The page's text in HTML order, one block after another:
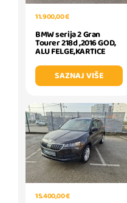
11.900,00 €
BMW serija 2 Gran
Tourer 218d ,2016 GOD,
ALU FELGE,KARTICE
SAZNAJ VIŠE
15.400,00 €